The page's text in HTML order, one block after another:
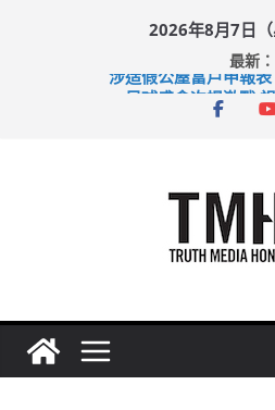
2026年8月7日（
最新：
涉造假公屋富戶申報
足球盛會次場激戰